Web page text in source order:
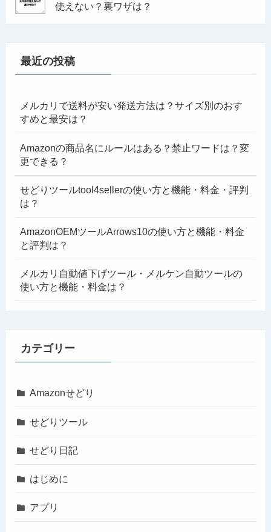
使えない？裏ワザは？
最近の投稿
メルカリで送料が安い発送方法は？サイズ別のおす
すめと最安は？
Amazonの商品名にルールはある？禁止ワードは？変
更できる？
せどりツールtool4sellerの使い方と機能・料金・評判
は？
AmazonOEMツールArrows10の使い方と機能・料金
と評判は？
メルカリ自動値下げツール・メルケン自動ツールの
使い方と機能・料金は？
カテゴリー
Amazonせどり
せどりツール
せどり日記
はじめに
アプリ